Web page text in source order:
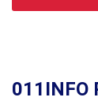
011INFO